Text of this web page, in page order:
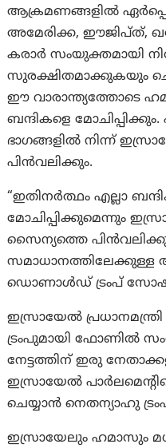
ആക്രമണങ്ങളിൽ
അമേരിക്ക, ഈജിപ്ത്,
കരാർ സംയുക്തമായി
സുരക്ഷിതമാക്കുകയും
ഈ വാരാന്ത്യത്തോടെ
ബന്ദികളെ
ഭാഗങ്ങളിൽ നിന്ന്
പിൻവലിക്കും.
“ഇതിനർത്ഥം എല്ലാ
മോചിപ്പിക്കുമെന്നും
സൈന്യത്തെ
സമാധാനത്തിലേക്കുള്ള
ഡൊണാൾഡ് ട്രംപ്
ഇസ്രായേൽ
ട്രംപുമായി ഫോണിൽ
നേട്ടത്തിന് ഇരു
ഇസ്രായേൽ
ചെയ്യാൻ നെതന്യാഹു
ഇസ്രായേലും ഹമാസും